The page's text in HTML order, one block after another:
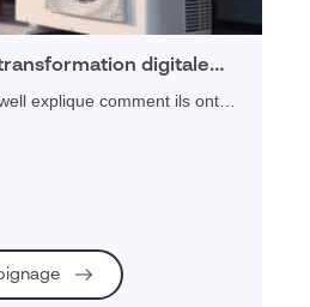
digitale
Client
explique comment ils ont